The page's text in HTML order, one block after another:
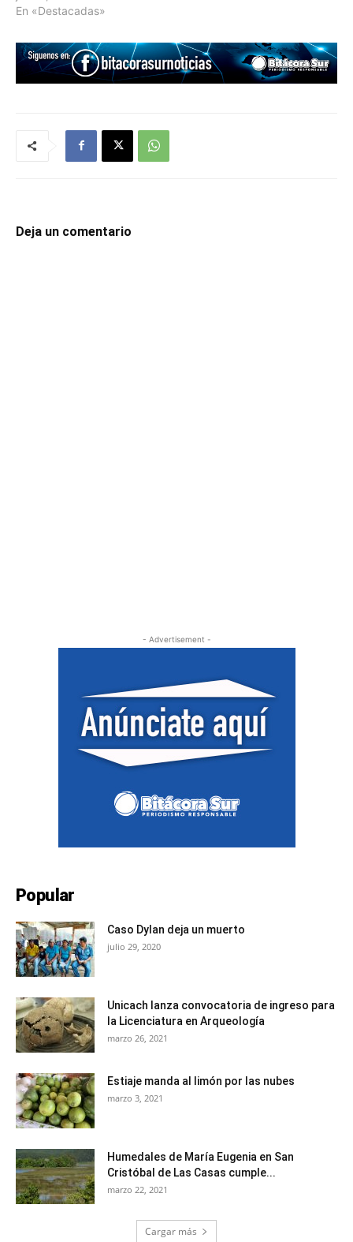
En «Destacadas»
Deja un comentario
- Advertisement -
Popular
Caso Dylan deja un muerto
julio 29, 2020
Unicach lanza convocatoria de ingreso para
la Licenciatura en Arqueología
marzo 26, 2021
Estiaje manda al limón por las nubes
marzo 3, 2021
Humedales de María Eugenia en San
Cristóbal de Las Casas cumple...
marzo 22, 2021
Cargar más